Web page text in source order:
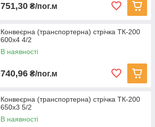
751,30 ₴/пог.м
Конвеєрна (транспортерна) стрічка ТК-200
600х4 4/2
В наявності
740,96 ₴/пог.м
Конвеєрна (транспортерна) стрічка ТК-200
650х3 5/2
В наявності